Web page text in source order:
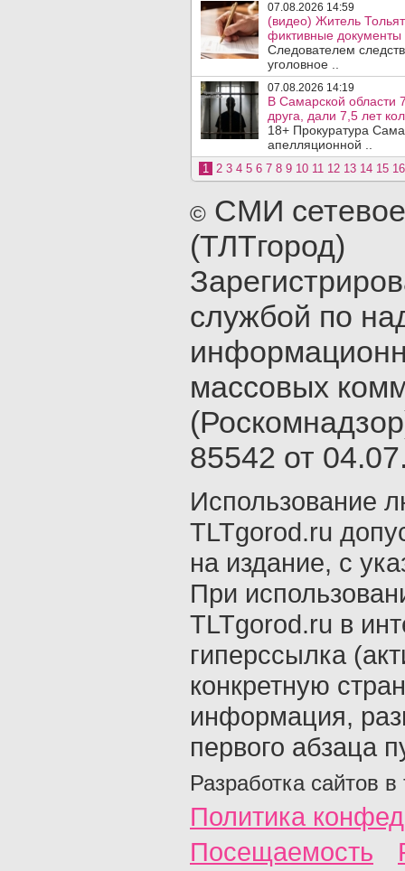
07.08.2026 14:59
(видео) Житель
фиктивные документы
Следователем
уголовное ..
07.08.2026 14:19
В Самарской области
друга, дали 7,5 лет
18+ Прокуратура
апелляционной ..
1 2 3 4 5 6 7 8 9 10 11 12 13 14 15 16
© СМИ
(ТЛТгород)
службой по
массовых
85542 от
Использование
TLTgorod.ru
на издание, с
При
TLTgorod.ru в
гиперссылка
конкретную
информация,
первого абзаца
Разработка сайтов в
Политика
Посещаемость